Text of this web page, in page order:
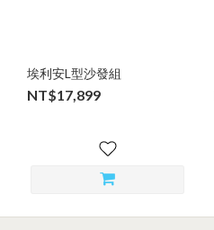
埃利安L型沙發組
NT$17,899